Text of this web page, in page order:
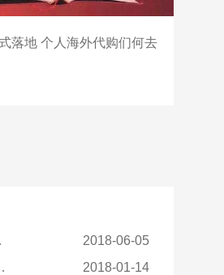
落地 个人海外代购们何去
2018-06-05
2018-01-14